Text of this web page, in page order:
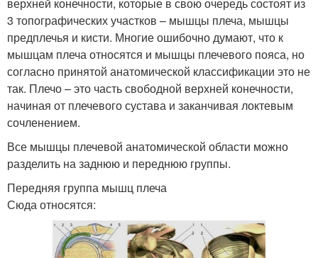
верхней конечности, которые в свою очередь состоят из
3 топографических участков – мышцы плеча, мышцы
предплечья и кисти. Многие ошибочно думают, что к
мышцам плеча относятся и мышцы плечевого пояса, но
согласно принятой анатомической классификации это не
так. Плечо – это часть свободной верхней конечности,
начиная от плечевого сустава и заканчивая локтевым
сочленением.
Все мышцы плечевой анатомической области можно
разделить на заднюю и переднюю группы.
Передняя группа мышц плеча
Сюда относятся: